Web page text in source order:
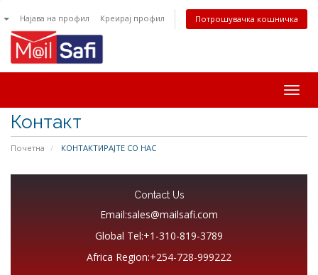
Најава на профил Креирај профил Потрошувачка кошничка
Контакт
Почетна КОНТАКТИРАЈТЕ СО НАС
Contact Us
Email:sales@mailsafi.com
Global Tel:+1-310-819-3789
Africa Region:+254-728-999222